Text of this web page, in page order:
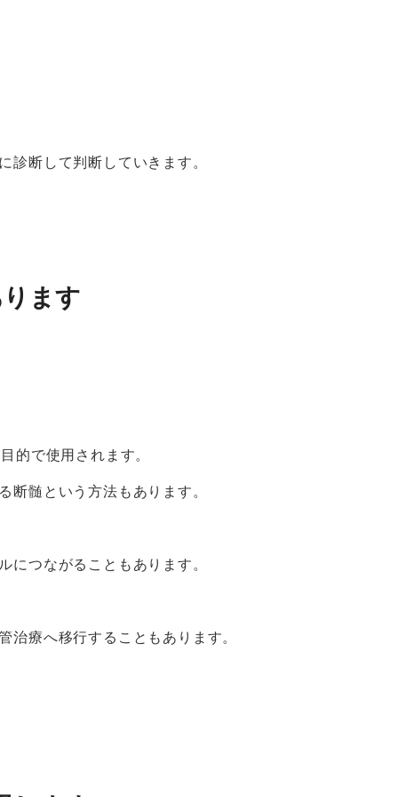
断して判断していきます。
ます
的で使用されます。
髄という方法もあります。
つながることもあります。
療へ移行することもあります。